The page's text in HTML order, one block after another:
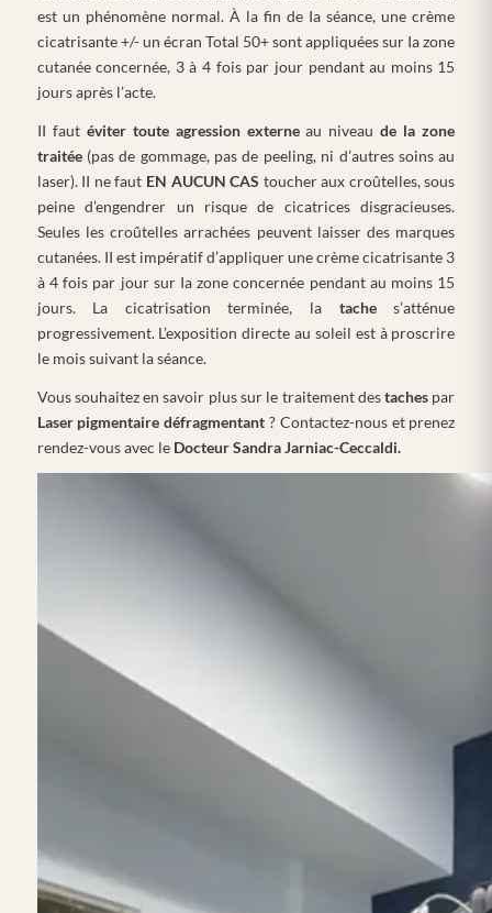
est un phénomène normal. À la fin de Ia séance, une crème
cicatrisante +/- un écran Total 50+ sont appliquées sur Ia zone
cutanée concernée, 3 à 4 fois par jour pendant au moins 15
jours après l’acte.
II faut éviter toute agression externeau niveaude la zone
traitée(pas de gommage, pas de peeling, ni d’autres soins au
laser). II ne faut EN AUCUN CAS toucher aux croûtelles, sous
peine d’engendrer un risque de cicatrices disgracieuses.
Seules les croûtelles arrachées peuvent laisser des marques
cutanées. II est impératif d’appliquer une crème cicatrisante 3
à 4 fois par jour sur Ia zone concernée pendant au moins 15
jours. La cicatrisation terminée, la taches’atténue
progressivement. L’exposition directe au soleil est à proscrire
le mois suivant la séance.
Vous souhaitez en savoir plus sur le traitement destaches par
Laser pigmentaire défragmentant ? Contactez-nous et prenez
rendez-vous avec le Docteur Sandra Jarniac-Ceccaldi.